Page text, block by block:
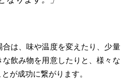
は、味や温度を変えたり、少量
飲み物を用意したりと、様々な
が成功に繋がります。